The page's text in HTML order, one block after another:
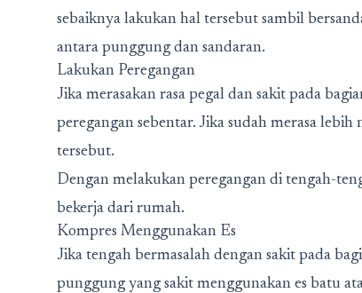
sebaiknya lakukan hal tersebut sambil
antara punggung dan sandaran.
Lakukan Peregangan
Jika merasakan rasa pegal dan sakit pada
peregangan sebentar. Jika sudah merasa
tersebut.
Dengan melakukan peregangan di tengah-
bekerja dari rumah.
Kompres Menggunakan Es
Jika tengah bermasalah dengan sakit pada
punggung yang sakit menggunakan es batu